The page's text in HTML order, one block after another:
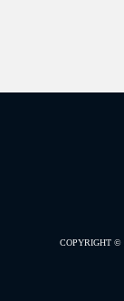
du vélo elliptique
COPYRIGHT ©